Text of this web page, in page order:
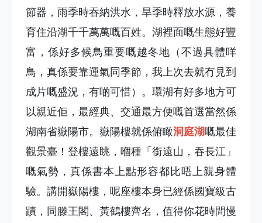
節器，雨季時吞納洪水，旱季時釋放水源，養
育住沿湖千千萬萬嘅百姓。湖裡面嘅生態好豐
富，係好多候鳥重要嘅越冬地（不過具體咩
鳥，真係要靠運氣同季節，我上次去就冇見到
成片嘅盛況，有啲可惜）。環湖有好多地方可
以親近佢，最經典、交通最方便嘅首選當然係
湖南省嶽陽市。嶽陽樓就係俯瞰洞庭湖嘅最佳
觀景臺！登樓遠眺，嗰種「銜遠山，吞長江」
嘅氣勢，真係書本上點形容都比唔上親身體
驗。講開嶽陽樓，呢座樓本身已經係國寶級古
蹟，同滕王閣、黃鶴樓齊名，值得你花時間慢